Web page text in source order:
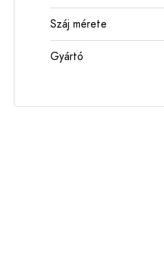
Száj mérete
Gyártó